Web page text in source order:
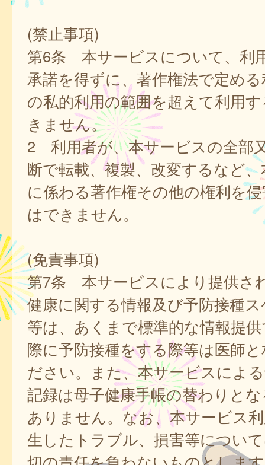
(禁止事項)
第6条 本サービスについて、利
承諾を得ずに、著作権法で定め
の私的利用の範囲を超えて利用
きません。
2 利用者が、本サービスの全部
断で転載、複製、改変するなど
に係わる著作権その他の権利を
はできません。
(免責事項)
第7条 本サービスにより提供さ
健康に関する情報及び予防接種
等は、あくまで標準的な情報提
際に予防接種をする際等は医師
ださい。また、本サービスによ
記録は母子健康手帳の替わりと
ありません。なお、本サービス
生したトラブル、損害等につい